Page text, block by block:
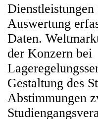
Auswertung
Daten.
der Konzern bei
Gestaltung des
Abstimmungen